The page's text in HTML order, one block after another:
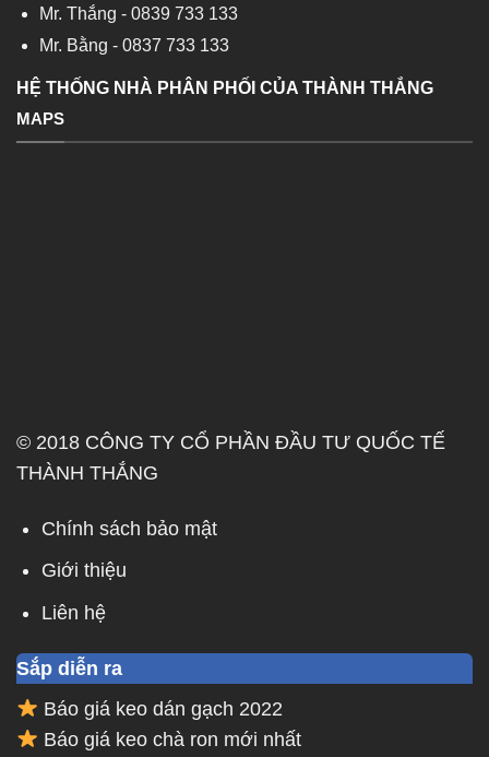
Mr. Thắng - 0839 733 133
Mr. Bằng - 0837 733 133
HỆ THỐNG NHÀ PHÂN PHỐI CỦA THÀNH THẮNG
MAPS
© 2018 CÔNG TY CỔ PHẦN ĐẦU TƯ QUỐC TẾ
THÀNH THẮNG
Chính sách bảo mật
Giới thiệu
Liên hệ
Sắp diễn ra
Báo giá keo dán gạch 2022
Báo giá keo chà ron mới nhất